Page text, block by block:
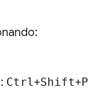
Ctrl+Shift+P